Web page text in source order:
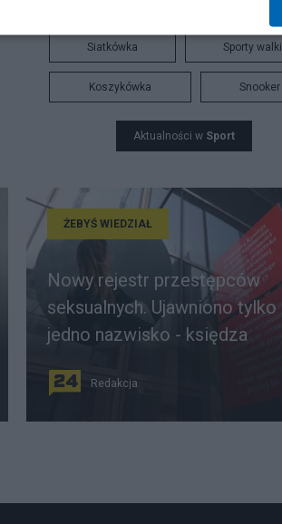
Siatkówka Sporty walki
Koszykówka Snooker
Aktualności w Sport
ŻEBYŚ WIEDZIAŁ
Nowy rejestr przestępców
seksualnych. Ujawniono tylko
jedno nazwisko - księdza
Redakcja